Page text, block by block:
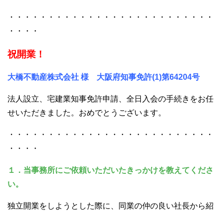
・・・・・・・・・・・・・・・・・・・・・・・・・・
・・・・
祝開業！
大橋不動産株式会社 様 大阪府知事免許(1)第64204号
法人設立、宅建業知事免許申請、全日入会の手続きをお任
せいただきました。おめでとうございます。
・・・・・・・・・・・・・・・・・・・・・・・・・・
・・・・
１．当事務所にご依頼いただいたきっかけを教えてくださ
い。
独立開業をしようとした際に、同業の仲の良い社長から紹